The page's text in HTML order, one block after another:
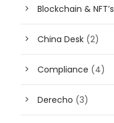
Blockchain & NFT’s
China Desk (2)
Compliance (4)
Derecho (3)